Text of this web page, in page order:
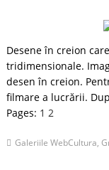
Desene în creion
tridimensionale.
desen în creion.
filmare a lucrării.
Pages: 1 2
Galeriile WebCultura,